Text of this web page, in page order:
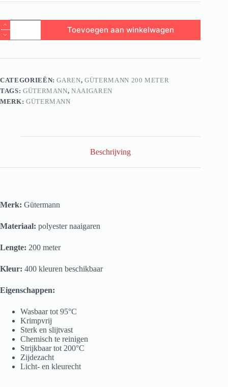
Gütermann
Allesnaaigaren
200m
Toevoegen aan winkelwagen
CATEGORIEËN:GAREN,GÜTERMANN 200 METER
TAGS: GÜTERMANN,NAAIGAREN
MERK: GÜTERMANN
Beschrijving
Merk: Gütermann
Materiaal: polyester naaigaren
Lengte: 200 meter
Kleur: 400 kleuren beschikbaar
Eigenschappen:
Wasbaar tot 95°C
Krimpvrij
Sterk en slijtvast
Chemisch te reinigen
Strijkbaar tot 200°C
Zijdezacht
Licht- en kleurecht